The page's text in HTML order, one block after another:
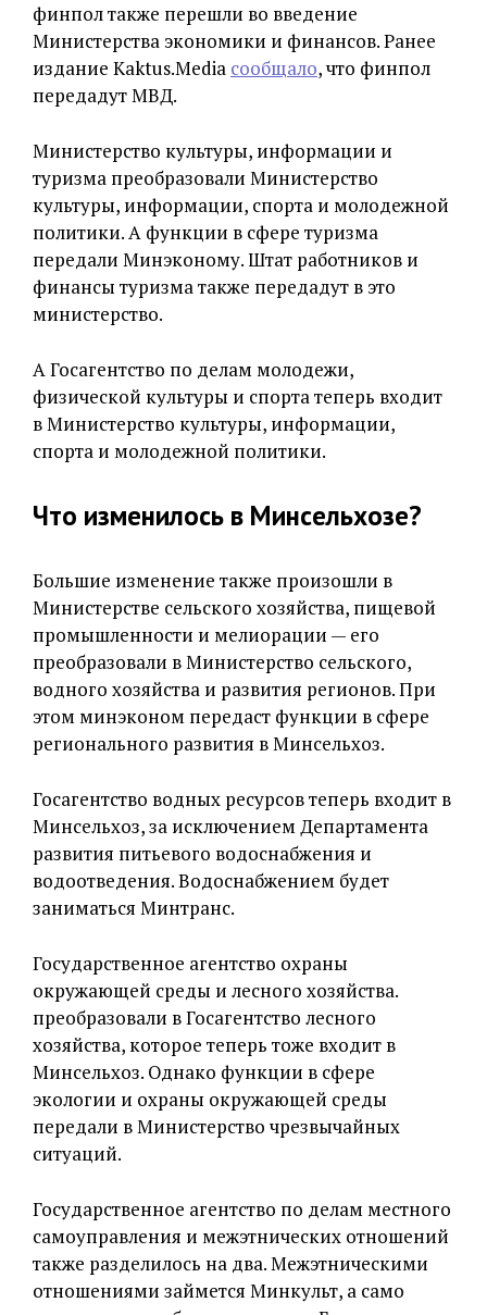
финпол также перешли во введение
Министерства экономики и финансов. Ранее
издание Kaktus.Media сообщало, что финпол
передадут МВД.
Министерство культуры, информации и
туризма преобразовали Министерство
культуры, информации, спорта и молодежной
политики. А функции в сфере туризма
передали Минэконому. Штат работников и
финансы туризма также передадут в это
министерство.
А Госагентство по делам молодежи,
физической культуры и спорта теперь входит
в Министерство культуры, информации,
спорта и молодежной политики.
Что изменилось в Минсельхозе?
Большие изменение также произошли в
Министерстве сельского хозяйства, пищевой
промышленности и мелиорации — его
преобразовали в Министерство сельского,
водного хозяйства и развития регионов. При
этом минэконом передаст функции в сфере
регионального развития в Минсельхоз.
Госагентство водных ресурсов теперь входит в
Минсельхоз, за исключением Департамента
развития питьевого водоснабжения и
водоотведения. Водоснабжением будет
заниматься Минтранс.
Государственное агентство охраны
окружающей среды и лесного хозяйства.
преобразовали в Госагентство лесного
хозяйства, которое теперь тоже входит в
Минсельхоз. Однако функции в сфере
экологии и охраны окружающей среды
передали в Министерство чрезвычайных
ситуаций.
Государственное агентство по делам местного
самоуправления и межэтнических отношений
также разделилось на два. Межэтническими
отношениями займется Минкульт, а само